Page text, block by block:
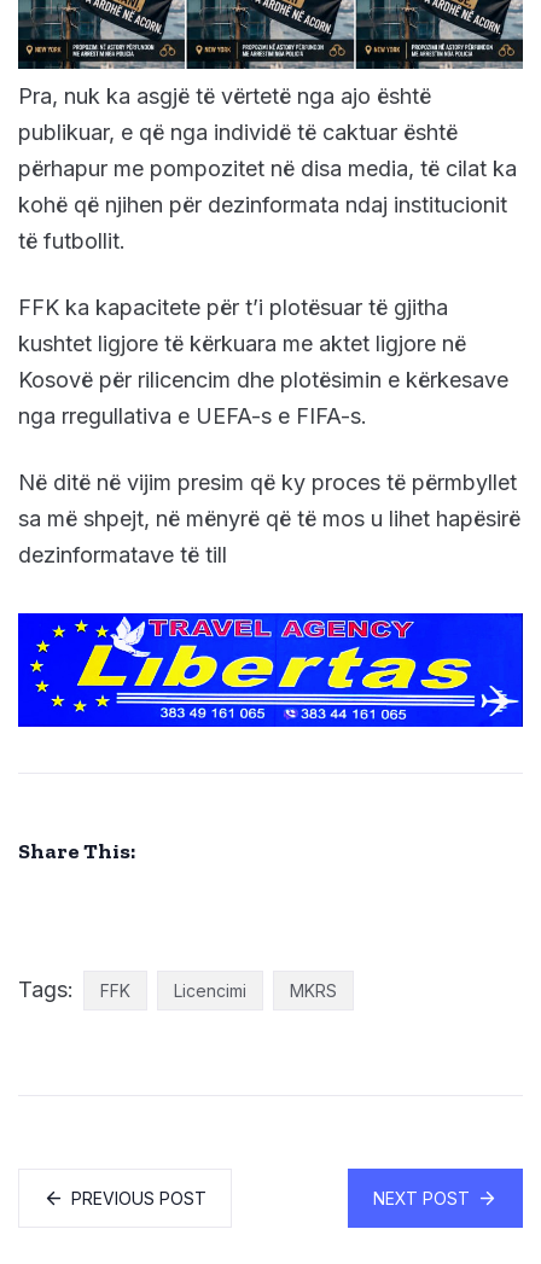
Pra, nuk ka asgjë të vërtetë nga ajo është
publikuar, e që nga individë të caktuar është
përhapur me pompozitet në disa media, të cilat ka
kohë që njihen për dezinformata ndaj institucionit
të futbollit.
FFK ka kapacitete për t’i plotësuar të gjitha
kushtet ligjore të kërkuara me aktet ligjore në
Kosovë për rilicencim dhe plotësimin e kërkesave
nga rregullativa e UEFA-s e FIFA-s.
Në ditë në vijim presim që ky proces të përmbyllet
sa më shpejt, në mënyrë që të mos u lihet hapësirë
dezinformatave të till
Share This:
Tags: FFK Licencimi MKRS
PREVIOUS POST NEXT POST